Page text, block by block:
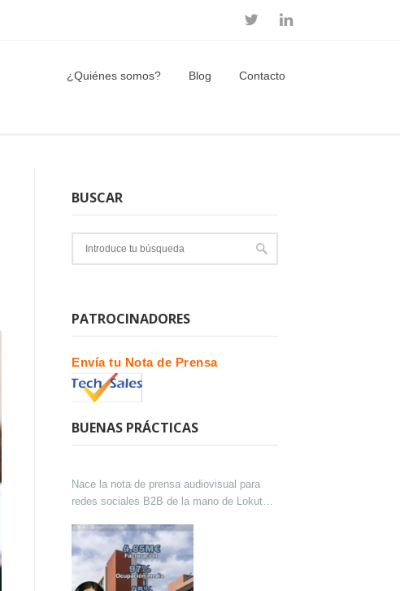
¿Quiénes somos? Blog Contacto
BUSCAR
PATROCINADORES
Envía tu Nota de Prensa
BUENAS PRÁCTICAS
Nace la nota de prensa audiovisual para
redes sociales B2B de la mano de Lokutor